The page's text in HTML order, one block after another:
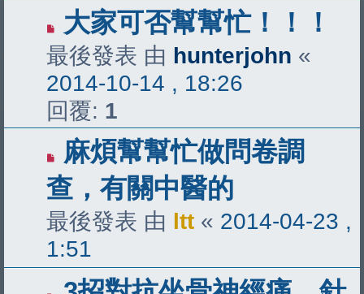
大家可否幫幫忙！！！
最後發表 由 hunterjohn «
2014-10-14 , 18:26
回覆: 1
麻煩幫幫忙做問卷調
查，有關中醫的
最後發表 由 ltt « 2014-04-23 ,
1:51